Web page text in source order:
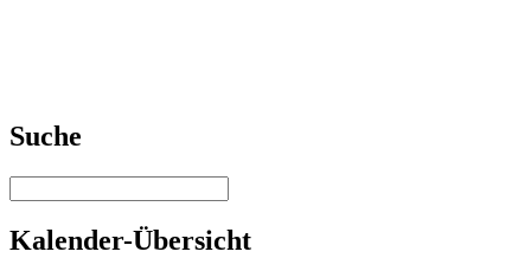
Suche
Kalender-Übersicht